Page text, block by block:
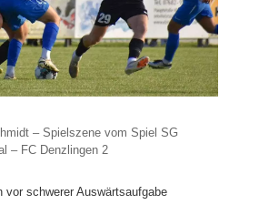
– Spielszene vom Spiel SG
– FC Denzlingen 2
vor schwerer Auswärtsaufgabe